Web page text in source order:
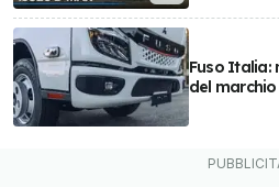
Fuso Italia:
del marchio